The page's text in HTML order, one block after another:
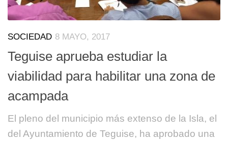
SOCIEDAD 8 MAYO, 2017
Teguise aprueba estudiar la
viabilidad para habilitar una zona de
acampada
El pleno del municipio más extenso de la Isla, el
del Ayuntamiento de Teguise, ha aprobado una